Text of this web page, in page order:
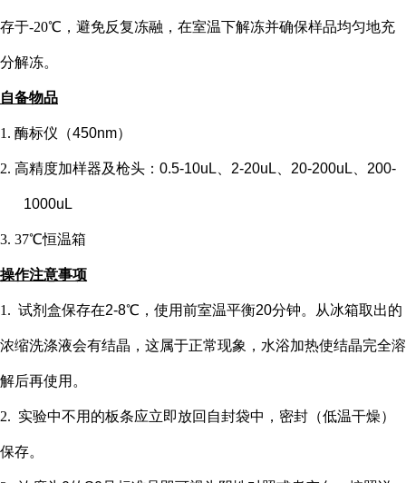
存于-20℃，避免反复冻融，在室温下解冻并确保样品均匀地充
分解冻。
自备物品
1. 酶标仪（450nm）
2. 高精度加样器及枪头： 0.5-10uL、2-20uL、20-200uL、200-
1000uL
3. 37℃恒温箱
操作注意事项
1. 试剂盒保存在2-8℃，使用前室温平衡20分钟。从冰箱取出的
浓缩洗涤液会有结晶，这属于正常现象，水浴加热使结晶完全溶
解后再使用。
2. 实验中不用的板条应立即放回自封袋中，密封（低温干燥）
保存。